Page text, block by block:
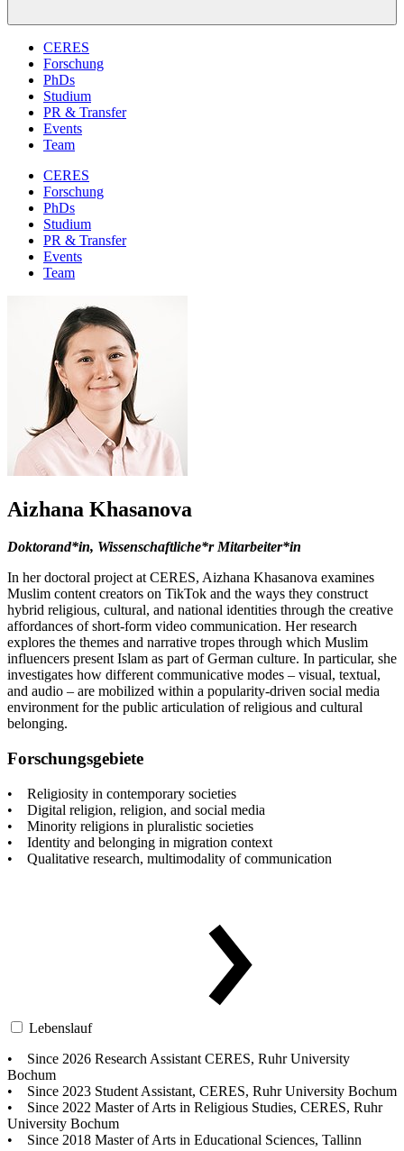
CERES
Forschung
PhDs
Studium
PR & Transfer
Events
Team
CERES
Forschung
PhDs
Studium
PR & Transfer
Events
Team
Aizhana Khasanova
Doktorand*in, Wissenschaftliche*r Mitarbeiter*in
In her doctoral project at CERES, Aizhana Khasanova examines
Muslim content creators on TikTok and the ways they construct
hybrid religious, cultural, and national identities through the creative
affordances of short-form video communication. Her research
explores the themes and narrative tropes through which Muslim
influencers present Islam as part of German culture. In particular, she
investigates how different communicative modes – visual, textual,
and audio – are mobilized within a popularity-driven social media
environment for the public articulation of religious and cultural
belonging.
Forschungsgebiete
• Religiosity in contemporary societies
• Digital religion, religion, and social media
• Minority religions in pluralistic societies
• Identity and belonging in migration context
• Qualitative research, multimodality of communication
Lebenslauf
• Since 2026 Research Assistant CERES, Ruhr University
Bochum
• Since 2023 Student Assistant, CERES, Ruhr University Bochum
• Since 2022 Master of Arts in Religious Studies, CERES, Ruhr
University Bochum
• Since 2018 Master of Arts in Educational Sciences, Tallinn